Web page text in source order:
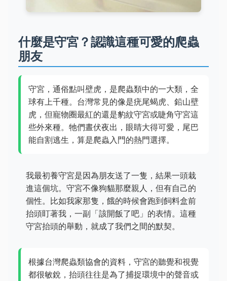
什麼是守宮？認識這種可愛的爬蟲
朋友
守宮，通俗點叫壁虎，是爬蟲類中的一大類，全
球有上千種。台灣常見的像是疣尾蝎虎、鉛山壁
虎，但寵物圈最紅的還是豹紋守宮或睫角守宮這
些外來種。牠們晝伏夜出，眼睛大得可愛，尾巴
能自割逃生，算是爬蟲入門的熱門選擇。
我最初養守宮是因為朋友送了一隻，結果一頭栽
進這個坑。守宮不像狗貓那麼親人，但有自己的
個性。比如我家那隻，餓的時候會跑到飼料盒前
抬頭盯著我，一副「該開飯了吧」的表情。這種
守宮抬頭的舉動，就成了我們之間的默契。
根據台灣爬蟲類協會的資料，守宮的聽覺和視覺
都很敏銳，抬頭往往是為了捕捉環境中的聲音或